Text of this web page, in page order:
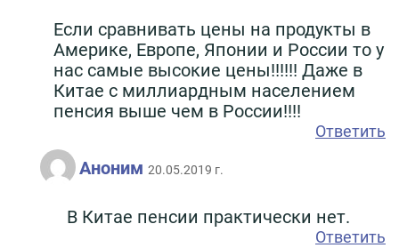
Если сравнивать цены на продукты в
Америке, Европе, Японии и России то у
нас самые высокие цены!!!!!! Даже в
Китае с миллиардным населением
пенсия выше чем в России!!!!
Ответить
Аноним 20.05.2019 г.
В Китае пенсии практически нет.
Ответить